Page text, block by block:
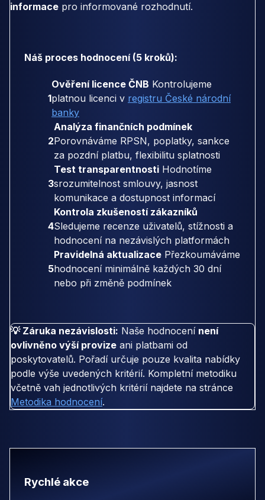
informace pro informované rozhodnutí.
Náš proces hodnocení (5 kroků):
1
Ověření licence ČNB Kontrolujeme
platnou licenci v registru České národní
banky
2
Analýza finančních podmínek
Porovnáváme RPSN, poplatky, sankce
za pozdní platbu, flexibilitu splatnosti
3
Test transparentnosti Hodnotíme
srozumitelnost smlouvy, jasnost
komunikace a dostupnost informací
4
Kontrola zkušeností zákazníků
Sledujeme recenze uživatelů, stížnosti a
hodnocení na nezávislých platformách
5
Pravidelná aktualizace Přezkoumáváme
hodnocení minimálně každých 30 dní
nebo při změně podmínek
💡 Záruka nezávislosti: Naše hodnocení není
ovlivněno výší provize ani platbami od
poskytovatelů. Pořadí určuje pouze kvalita nabídky
podle výše uvedených kritérií. Kompletní metodiku
včetně vah jednotlivých kritérií najdete na stránce
Metodika hodnocení.
Rychlé akce